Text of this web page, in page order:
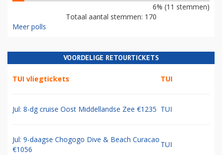
6% (11 stemmen)
Totaal aantal stemmen: 170
Meer polls
VOORDELIGE RETOURTICKETS
TUI vliegtickets TUI
Jul: 8-dg cruise Oost Middellandse Zee €1235 TUI
Jul: 9-daagse Chogogo Dive & Beach Curacao
€1056
TUI